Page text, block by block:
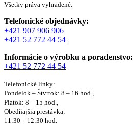
Všetky práva vyhradené.
Telefonické objednávky:
+421 907 906 906
+421 52 772 44 54
Informácie o výrobku a poradenstvo:
+421 52 772 44 54
Telefonické linky:
Pondelok – Štvrtok: 8 – 16 hod.,
Piatok: 8 – 15 hod.,
Obedňajšia prestávka:
11:30 – 12:30 hod.